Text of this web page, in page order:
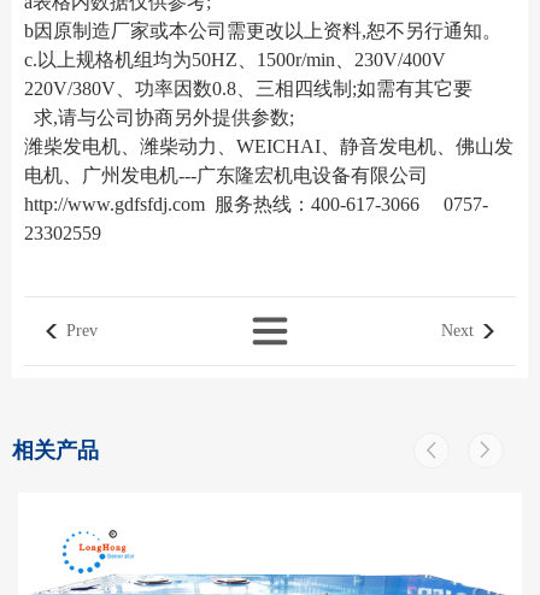
b因原制造厂家或本公司需更改以上资料,恕不另行通知。
c.以上规格机组均为50HZ、1500r/min、230V/400V
220V/380V、功率因数0.8、三相四线制;如需有其它要
求,请与公司协商另外提供参数;
潍柴发电机、潍柴动力、WEICHAI、静音发电机、佛山发
电机、广州发电机---广东隆宏机电设备有限公司
http://www.gdfsfdj.com 服务热线：400-617-3066 0757-
23302559
Prev Next
相关产品